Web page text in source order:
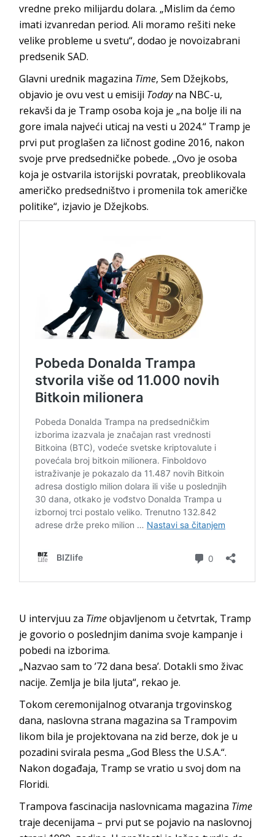
vredne preko milijardu dolara. „Mislim da ćemo
imati izvanredan period. Ali moramo rešiti neke
velike probleme u svetu“, dodao je novoizabrani
predsenik SAD.
Glavni urednik magazina Time, Sem Džejkobs,
objavio je ovu vest u emisiji Todayna NBC-u,
rekavši da je Tramp osoba koja je „na bolje ili na
gore imala najveći uticaj na vesti u 2024.“ Tramp je
prvi put proglašen za ličnost godine 2016, nakon
svoje prve predsedničke pobede. „Ovo je osoba
koja je ostvarila istorijski povratak, preoblikovala
američko predsedništvo i promenila tok američke
politike“, izjavio je Džejkobs.
U intervjuu za Timeobjavljenom u četvrtak, Tramp
je govorio o poslednjim danima svoje kampanje i
pobedi na izborima.
„Nazvao sam to ’72 dana besa’. Dotakli smo živac
nacije. Zemlja je bila ljuta“, rekao je.
Tokom ceremonijalnog otvaranja trgovinskog
dana, naslovna strana magazina sa Trampovim
likom bila je projektovana na zid berze, dok je u
pozadini svirala pesma „God Bless the U.S.A.“.
Nakon događaja, Tramp se vratio u svoj dom na
Floridi.
Trampova fascinacija naslovnicama magazina Time
traje decenijama – prvi put se pojavio na naslovnoj